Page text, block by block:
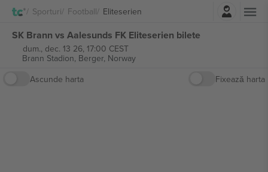
Sporturi Football Eliteserien
SK Brann vs Aalesunds FK Eliteserien bilete
dum., dec. 13 26, 17:00 CEST
Brann Stadion, Berger, Norway
Ascunde harta
Fixează harta